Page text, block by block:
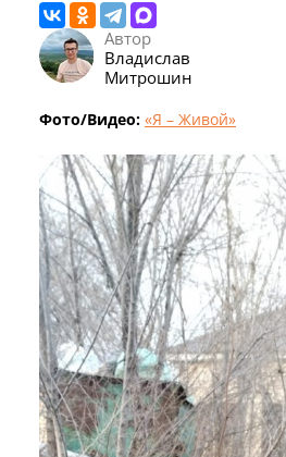
Автор
Владислав
Митрошин
Фото/Видео: «Я – Живой»